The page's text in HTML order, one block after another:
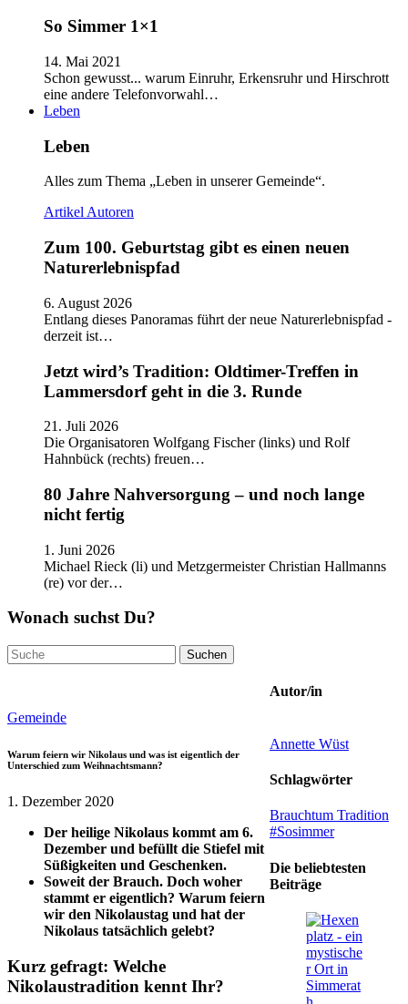
So Simmer 1×1
14. Mai 2021
Schon gewusst... warum Einruhr, Erkensruhr und Hirschrott
eine andere Telefonvorwahl…
Leben
Leben
Alles zum Thema „Leben in unserer Gemeinde“.
ArtikelAutoren
Zum 100. Geburtstag gibt es einen neuen
Naturerlebnispfad
6. August 2026
Entlang dieses Panoramas führt der neue Naturerlebnispfad -
derzeit ist…
Jetzt wird’s Tradition: Oldtimer-Treffen in
Lammersdorf geht in die 3. Runde
21. Juli 2026
Die Organisatoren Wolfgang Fischer (links) und Rolf
Hahnbück (rechts) freuen…
80 Jahre Nahversorgung – und noch lange
nicht fertig
1. Juni 2026
Michael Rieck (li) und Metzgermeister Christian Hallmanns
(re) vor der…
Wonach suchst Du?
Suchen
nach:
Gemeinde
Warum feiern wir Nikolaus und was ist eigentlich der
Unterschied zum Weihnachtsmann?
1. Dezember 2020
Der heilige Nikolaus kommt am 6.
Dezember und befüllt die Stiefel mit
Süßigkeiten und Geschenken.
Soweit der Brauch. Doch woher
stammt er eigentlich? Warum feiern
wir den Nikolaustag und hat der
Nikolaus tatsächlich gelebt?
Kurz gefragt: Welche
Nikolaustradition kennt Ihr?
Autor/in
Annette Wüst
Schlagwörter
Brauchtum Tradition
#Sosimmer
Die beliebtesten
Beiträge